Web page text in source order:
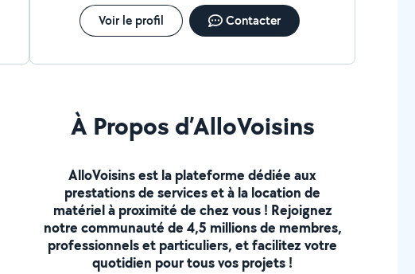
Voir le profil Contacter
À Propos d’AlloVoisins
AlloVoisins est la plateforme dédiée aux
prestations de services et à la location de
matériel à proximité de chez vous ! Rejoignez
notre communauté de 4,5 millions de membres,
professionnels et particuliers, et facilitez votre
quotidien pour tous vos projets !